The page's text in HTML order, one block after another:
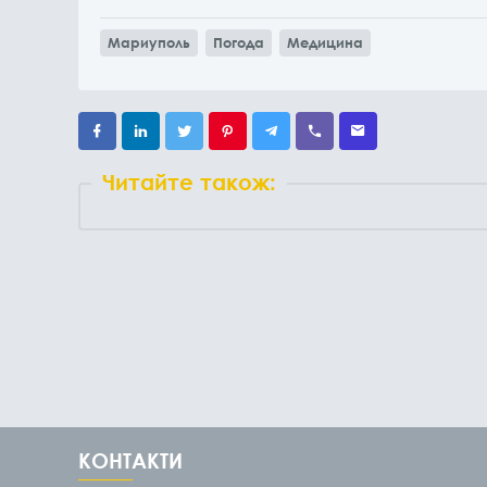
Мариуполь Погода Медицина
Читайте також:
КОНТАКТИ